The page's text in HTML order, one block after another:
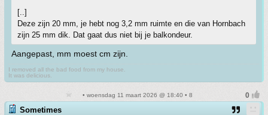
[..]
Deze zijn 20 mm, je hebt nog 3,2 mm ruimte en die van Hornbach
zijn 25 mm dik. Dat gaat dus niet bij je balkondeur.
Aangepast, mm moest cm zijn.
I removed all the bad food from my house.
It was delicious.
• woensdag 11 maart 2026 @ 18:40 • 8
Sometimes